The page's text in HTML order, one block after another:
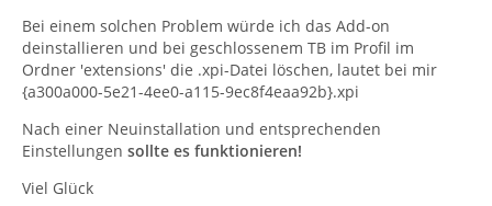
Bei einem solchen Problem würde ich das Add-on
deinstallieren und bei geschlossenem TB im Profil im
Ordner 'extensions' die .xpi-Datei löschen, lautet bei mir
{a300a000-5e21-4ee0-a115-9ec8f4eaa92b}.xpi
Nach einer Neuinstallation und entsprechenden
Einstellungen sollte es funktionieren!
Viel Glück